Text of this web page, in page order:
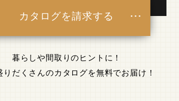
カタログを請求する
暮らしや間取りのヒントに！
りだくさんのカタログを無料でお届け！